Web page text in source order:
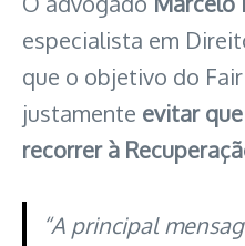
especialista em
que o objetivo do
justamente evitar
recorrer à
“A principal